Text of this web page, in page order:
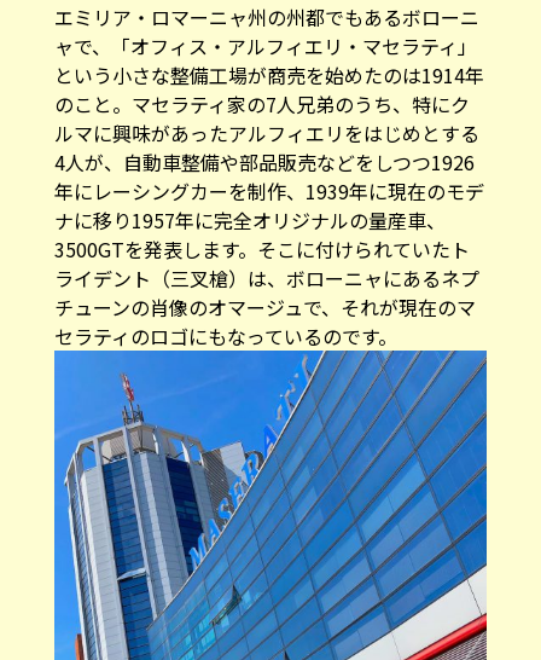
エミリア・ロマーニャ州の州都でもあるボローニ
ャで、「オフィス・アルフィエリ・マセラティ」
という小さな整備工場が商売を始めたのは1914年
のこと。マセラティ家の7人兄弟のうち、特にク
ルマに興味があったアルフィエリをはじめとする
4人が、自動車整備や部品販売などをしつつ1926
年にレーシングカーを制作、1939年に現在のモデ
ナに移り1957年に完全オリジナルの量産車、
3500GTを発表します。そこに付けられていたト
ライデント（三叉槍）は、ボローニャにあるネプ
チューンの肖像のオマージュで、それが現在のマ
セラティのロゴにもなっているのです。